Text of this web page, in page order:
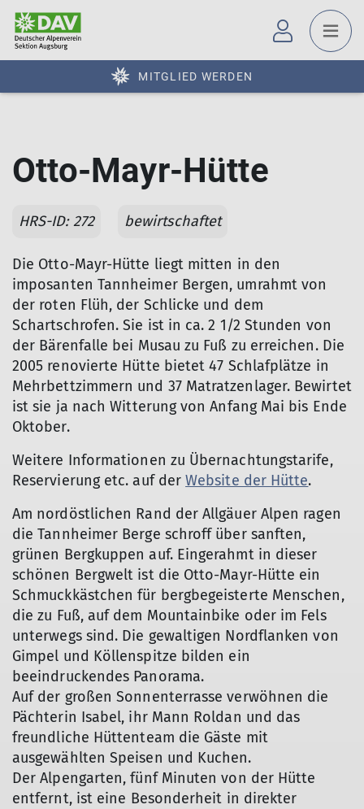
MITGLIED WERDEN
Otto-Mayr-Hütte
HRS-ID: 272 bewirtschaftet
Die Otto-Mayr-Hütte liegt mitten in den
imposanten Tannheimer Bergen, umrahmt von
der roten Flüh, der Schlicke und dem
Schartschrofen. Sie ist in ca. 2 1/2 Stunden von
der Bärenfalle bei Musau zu Fuß zu erreichen. Die
2005 renovierte Hütte bietet 47 Schlafplätze in
Mehrbettzimmern und 37 Matratzenlager. Bewirtet
ist sie ja nach Witterung von Anfang Mai bis Ende
Oktober.
Weitere Informationen zu Übernachtungstarife,
Reservierung etc. auf derWebsite der Hütte.
Am nordöstlichen Rand der Allgäuer Alpen ragen
die Tannheimer Berge schroff über sanften,
grünen Bergkuppen auf. Eingerahmt in dieser
schönen Bergwelt ist die Otto-Mayr-Hütte ein
Schmuckkästchen für bergbegeisterte Menschen,
die zu Fuß, auf dem Mountainbike oder im Fels
unterwegs sind. Die gewaltigen Nordflanken von
Gimpel und Köllenspitze bilden ein
beeindruckendes Panorama.
Auf der großen Sonnenterrasse verwöhnen die
Pächterin Isabel, ihr Mann Roldan und das
freundliche Hüttenteam die Gäste mit
ausgewählten Speisen und Kuchen.
Der Alpengarten, fünf Minuten von der Hütte
entfernt, ist eine Besonderheit in direkter